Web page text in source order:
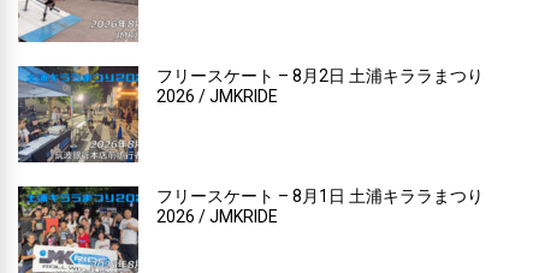
フリースケート – 8月2日 土浦キララまつり
2026 / JMKRIDE
フリースケート – 8月1日 土浦キララまつり
2026 / JMKRIDE